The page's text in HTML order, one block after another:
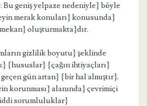
geniş yelpaze nedeniyle} böyle
merak konuları} konusunda}
oluşturmakta}dır.
gizlilik boyutu} şeklinde
{hususlar} {çağın ihtiyaçları}
gün artan} {bir hal almıştır}.
korunması} alanında} çevrimiçi
sorumluluklar}